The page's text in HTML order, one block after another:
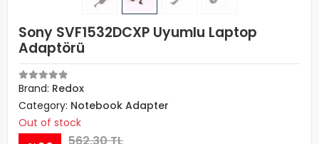
Sony SVF1532DCXP Uyumlu Laptop
Adaptörü
Brand: Redox
Category: Notebook Adapter
Out of stock